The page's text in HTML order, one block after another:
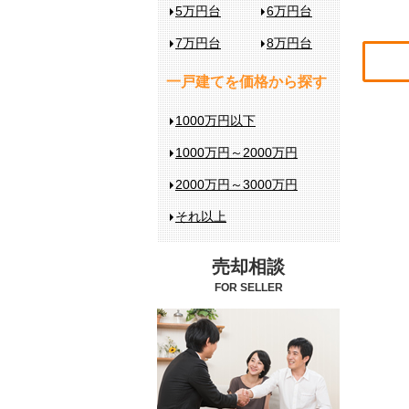
5万円台 6万円台
7万円台 8万円台
一戸建てを価格から探す
1000万円以下
1000万円～2000万円
2000万円～3000万円
それ以上
売却相談
FOR SELLER